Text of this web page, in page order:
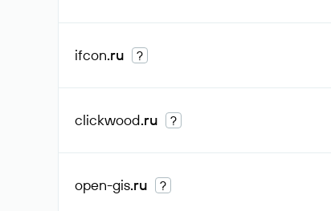
ifcon.ru ?
clickwood.ru ?
open-gis.ru ?